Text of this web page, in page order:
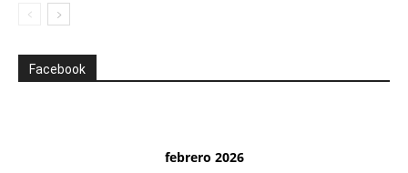
Facebook
febrero 2026